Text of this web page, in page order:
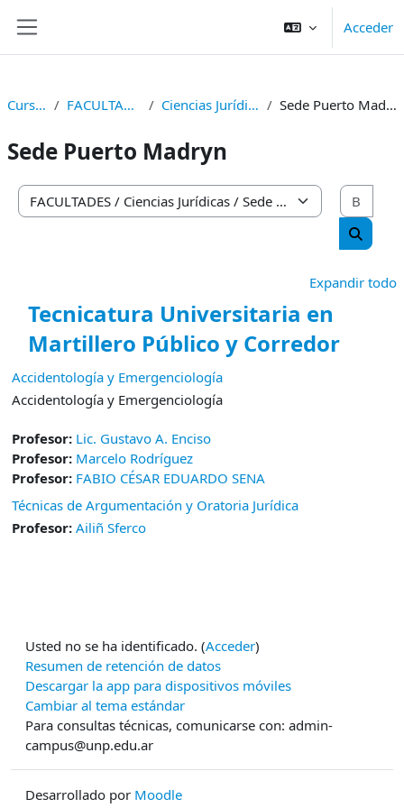
Acceder
Cursos FACULTADES Ciencias Jurídicas Sede Puerto Madryn
Sede Puerto Madryn
Categorías
Buscar
Expandir todo
Tecnicatura Universitaria en
Martillero Público y Corredor
Accidentología y Emergenciología
Accidentología y Emergenciología
Profesor: Lic. Gustavo A. Enciso
Profesor: Marcelo Rodríguez
Profesor: FABIO CÉSAR EDUARDO SENA
Técnicas de Argumentación y Oratoria Jurídica
Profesor: Ailiñ Sferco
Usted no se ha identificado. (Acceder)
Resumen de retención de datos
Descargar la app para dispositivos móviles
Cambiar al tema estándar
Para consultas técnicas, comunicarse con: admin-
campus@unp.edu.ar
Desarrollado por Moodle